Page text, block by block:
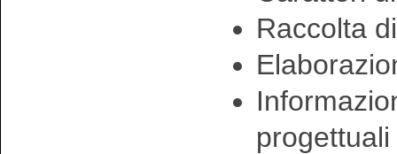
Raccolta
progettuali